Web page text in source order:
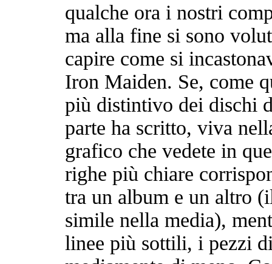
qualche ora i nostri
ma alla fine si sono
capire come si
Iron Maiden. Se, come
più distintivo dei dischi
parte ha scritto, viva
grafico che vedete in
righe più chiare
tra un album e un altro
simile nella media),
linee più sottili, i pezzi